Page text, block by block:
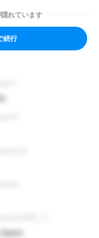
れています
続行